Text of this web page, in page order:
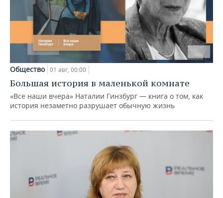
Общество 01 авг, 00:00
Большая история в маленькой комнате
«Все наши вчера» Наталии Гинзбург — книга о том, как
история незаметно разрушает обычную жизнь